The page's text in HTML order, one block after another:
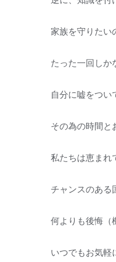
家族を守りたい
たった一回しか
自分に嘘をつい
その為の時間と
私たちは恵まれ
チャンスのある
何よりも後悔（
いつでもお気軽